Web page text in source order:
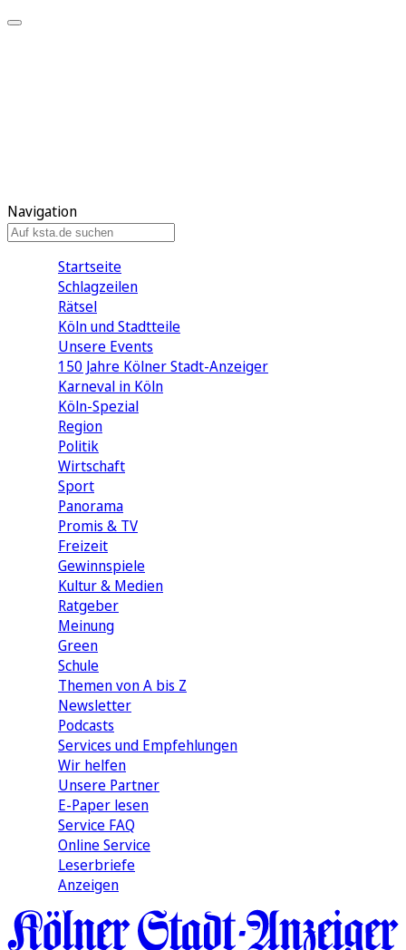
Navigation
Startseite
Schlagzeilen
Rätsel
Köln und Stadtteile
Unsere Events
150 Jahre Kölner Stadt-Anzeiger
Karneval in Köln
Köln-Spezial
Region
Politik
Wirtschaft
Sport
Panorama
Promis & TV
Freizeit
Gewinnspiele
Kultur & Medien
Ratgeber
Meinung
Green
Schule
Themen von A bis Z
Newsletter
Podcasts
Services und Empfehlungen
Wir helfen
Unsere Partner
E-Paper lesen
Service FAQ
Online Service
Leserbriefe
Anzeigen